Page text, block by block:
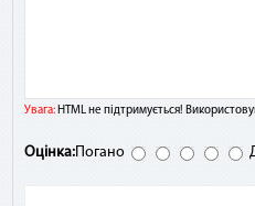
Увага:HTML не підтримується!
Оцінка:Погано